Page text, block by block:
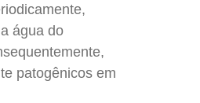
água do
patogênicos em